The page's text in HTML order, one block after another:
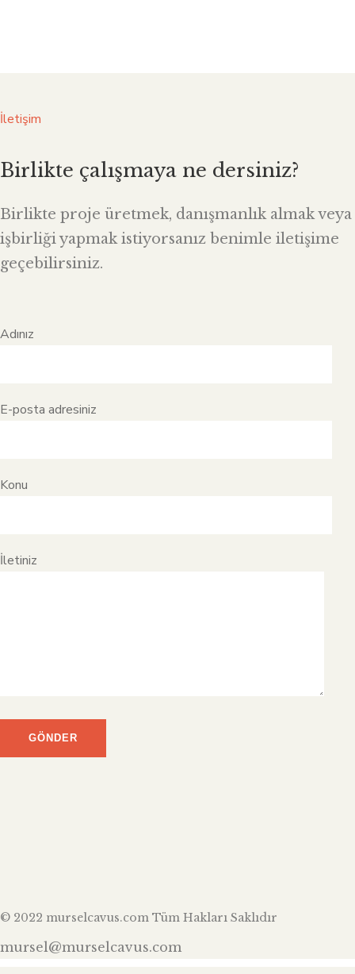
İletişim
Birlikte çalışmaya ne dersiniz?
Birlikte proje üretmek, danışmanlık almak veya
işbirliği yapmak istiyorsanız benimle iletişime
geçebilirsiniz.
Adınız
E-posta adresiniz
Konu
İletiniz
© 2022 murselcavus.com Tüm Hakları Saklıdır
mursel@murselcavus.com